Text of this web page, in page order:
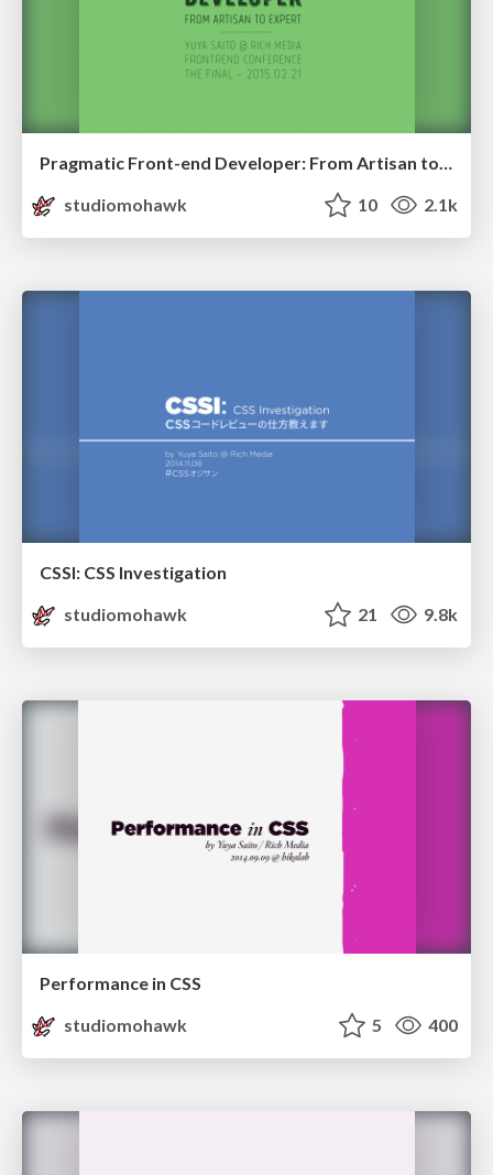
Pragmatic Front-end Developer: From Artisan to Expert
studiomohawk
10 2.1k
CSSI: CSS Investigation
studiomohawk
21 9.8k
Performance in CSS
studiomohawk
5 400